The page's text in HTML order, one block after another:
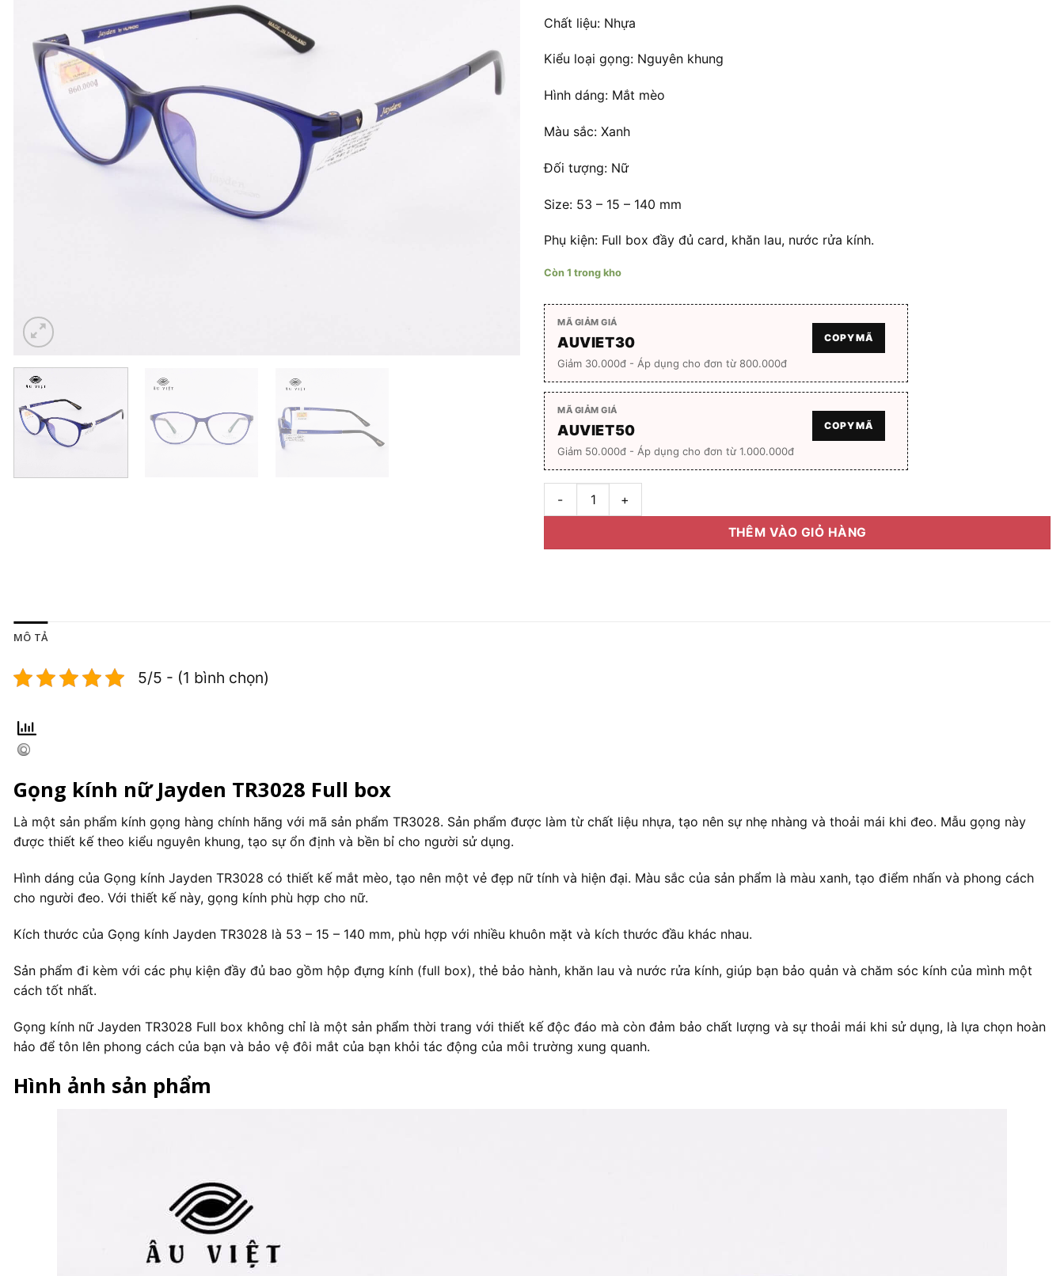
Chất liệu: Nhựa
Kiểu loại gọng: Nguyên khung
Hình dáng: Mắt mèo
Màu sắc: Xanh
Đối tượng: Nữ
Size: 53 – 15 – 140 mm
Phụ kiện: Full box đầy đủ card, khăn lau, nước rửa kính.
Còn 1 trong kho
MÃ GIẢM GIÁ
AUVIET30
Giảm 30.000đ - Áp dụng cho đơn từ 800.000đ
COPY MÃ
MÃ GIẢM GIÁ
AUVIET50
Giảm 50.000đ - Áp dụng cho đơn từ 1.000.000đ
COPY MÃ
Gọng kính nữ Jayden TR3028 Full box số lượng
THÊM VÀO GIỎ HÀNG
MÔ TẢ
5/5 - (1 bình chọn)
Gọng kính nữ Jayden TR3028 Full box
Là một sản phẩm kính gọng hàng chính hãng với mã sản phẩm TR3028. Sản phẩm được làm từ chất liệu nhựa, tạo nên sự nhẹ nhàng và thoải mái khi đeo. Mẫu gọng này
được thiết kế theo kiểu nguyên khung, tạo sự ổn định và bền bỉ cho người sử dụng.
Hình dáng của Gọng kính Jayden TR3028 có thiết kế mắt mèo, tạo nên một vẻ đẹp nữ tính và hiện đại. Màu sắc của sản phẩm là màu xanh, tạo điểm nhấn và phong cách
cho người đeo. Với thiết kế này, gọng kính phù hợp cho nữ.
Kích thước của Gọng kính Jayden TR3028 là 53 – 15 – 140 mm, phù hợp với nhiều khuôn mặt và kích thước đầu khác nhau.
Sản phẩm đi kèm với các phụ kiện đầy đủ bao gồm hộp đựng kính (full box), thẻ bảo hành, khăn lau và nước rửa kính, giúp bạn bảo quản và chăm sóc kính của mình một
cách tốt nhất.
Gọng kính nữ Jayden TR3028 Full box không chỉ là một sản phẩm thời trang với thiết kế độc đáo mà còn đảm bảo chất lượng và sự thoải mái khi sử dụng, là lựa chọn hoàn
hảo để tôn lên phong cách của bạn và bảo vệ đôi mắt của bạn khỏi tác động của môi trường xung quanh.
Hình ảnh sản phẩm